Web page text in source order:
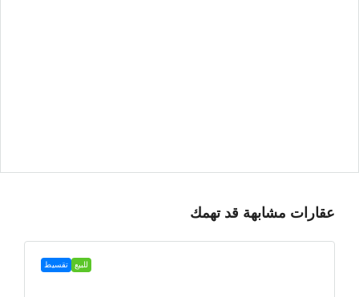
عقارات مشابهة قد تهمك
للبيع تقسيط